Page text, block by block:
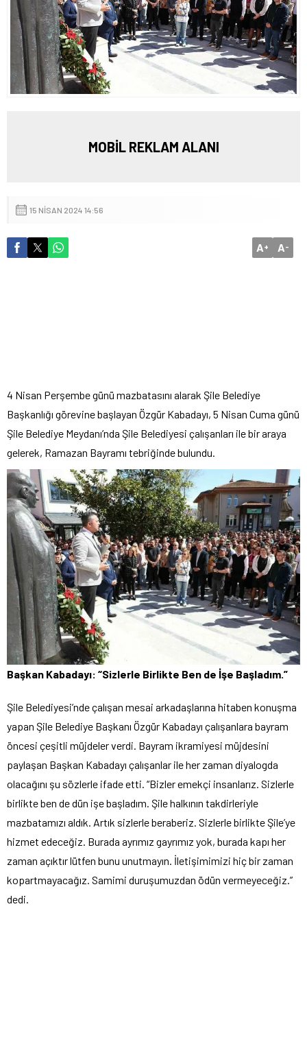
MOBİL REKLAM ALANI
15 NISAN 2024 14:56
A+ A-
4 Nisan Perşembe günü mazbatasını alarak Şile Belediye
Başkanlığı görevine başlayan Özgür Kabadayı, 5 Nisan Cuma günü
Şile Belediye Meydanı’nda Şile Belediyesi çalışanları ile bir araya
gelerek, Ramazan Bayramı tebriğinde bulundu.
Başkan Kabadayı: “Sizlerle Birlikte Ben de İşe Başladım.”
Şile Belediyesi’nde çalışan mesai arkadaşlarına hitaben konuşma
yapan Şile Belediye Başkanı Özgür Kabadayı çalışanlara bayram
öncesi çeşitli müjdeler verdi. Bayram ikramiyesi müjdesini
paylaşan Başkan Kabadayı çalışanlar ile her zaman diyalogda
olacağını şu sözlerle ifade etti. “Bizler emekçi insanlarız. Sizlerle
birlikte ben de dün işe başladım. Şile halkının takdirleriyle
mazbatamızı aldık. Artık sizlerle beraberiz. Sizlerle birlikte Şile’ye
hizmet edeceğiz. Burada ayrımız gayrımız yok, burada kapı her
zaman açıktır lütfen bunu unutmayın. İletişimimizi hiç bir zaman
kopartmayacağız. Samimi duruşumuzdan ödün vermeyeceğiz.”
dedi.